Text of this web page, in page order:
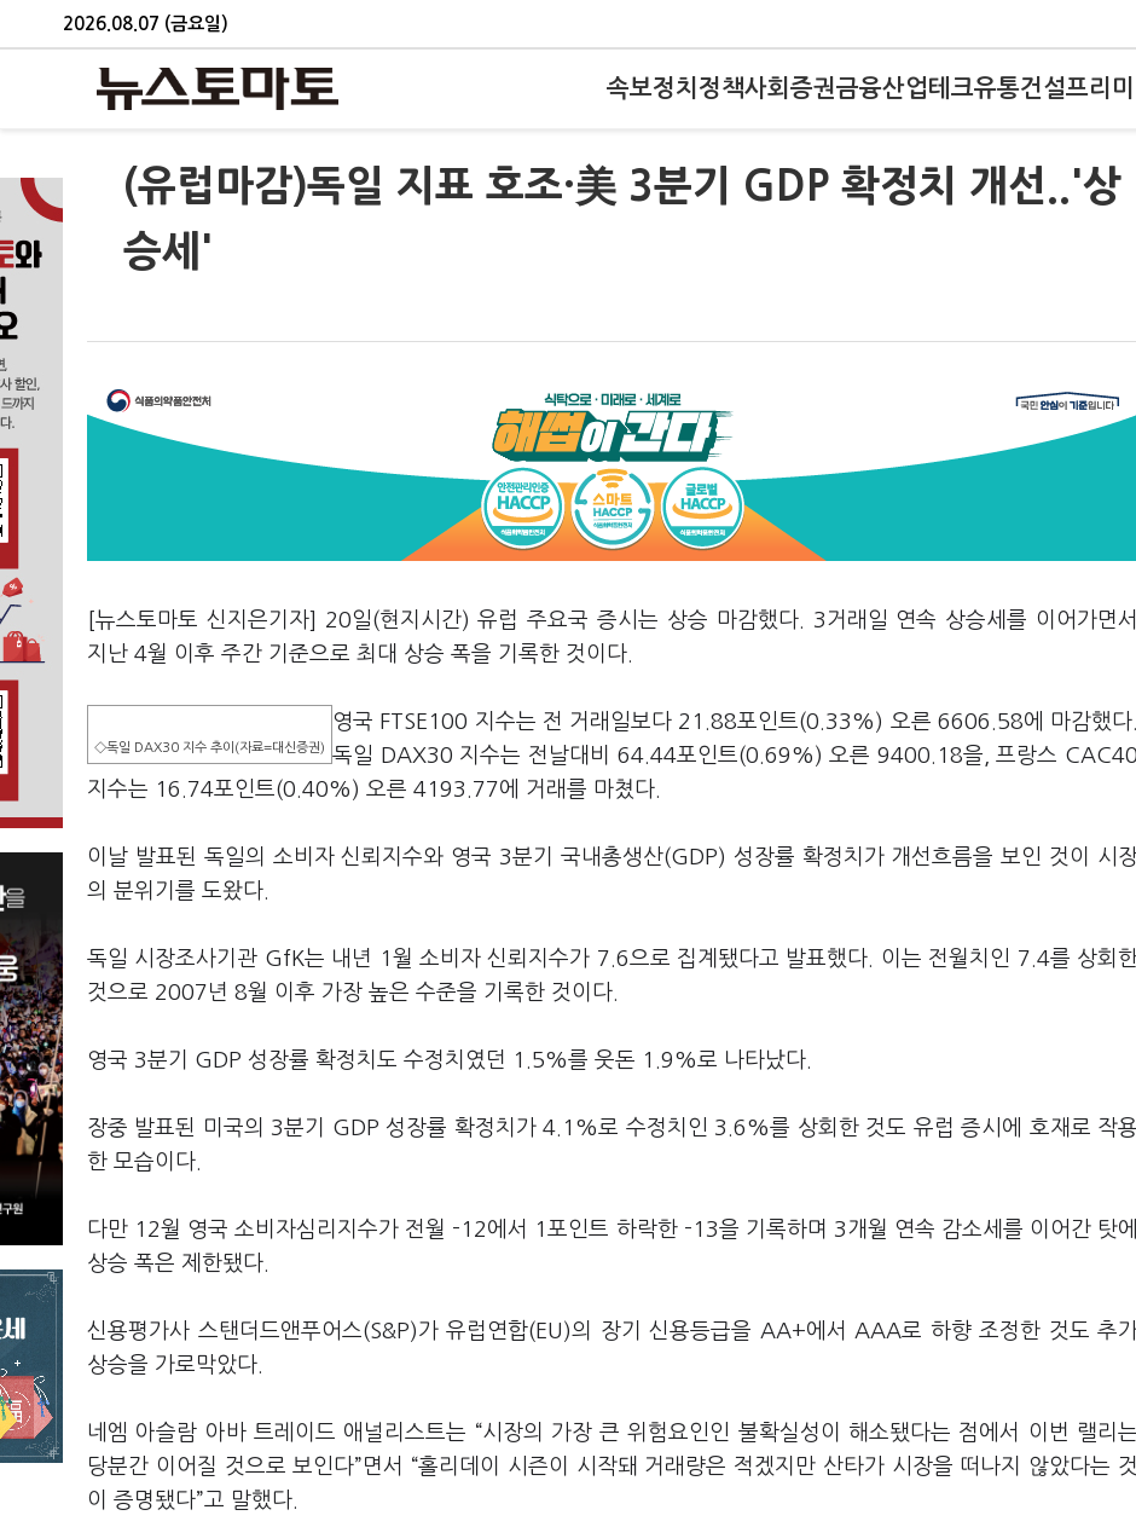
2026.08.07 (금요일)
속보정치 정책사회 증권금융산업테크유통건설프리
(유럽마감)독일 지표 호조·美 3분기 GDP 확정치 개선..'상
승세'
[뉴스토마토 신지은기자] 20일(현지시간) 유럽 주요국 증시는 상승 마감했다. 3거래일 연속 상승세를 이어가면서
지난 4월 이후 주간 기준으로 최대 상승 폭을 기록한 것이다.
◇독일 DAX30 지수 추이(자료=대신증권)
영국 FTSE100 지수는 전 거래일보다 21.88포인트(0.33%) 오른 6606.58에 마감했다.
독일 DAX30 지수는 전날대비 64.44포인트(0.69%) 오른 9400.18을, 프랑스 CAC40
지수는 16.74포인트(0.40%) 오른 4193.77에 거래를 마쳤다.
이날 발표된 독일의 소비자 신뢰지수와 영국 3분기 국내총생산(GDP) 성장률 확정치가 개선흐름을 보인 것이 시
의 분위기를 도왔다.
독일 시장조사기관 GfK는 내년 1월 소비자 신뢰지수가 7.6으로 집계됐다고 발표했다. 이는 전월치인 7.4를 상회
것으로 2007년 8월 이후 가장 높은 수준을 기록한 것이다.
영국 3분기 GDP 성장률 확정치도 수정치였던 1.5%를 웃돈 1.9%로 나타났다.
장중 발표된 미국의 3분기 GDP 성장률 확정치가 4.1%로 수정치인 3.6%를 상회한 것도 유럽 증시에 호재로 작용
한 모습이다.
다만 12월 영국 소비자심리지수가 전월 -12에서 1포인트 하락한 -13을 기록하며 3개월 연속 감소세를 이어간 탓에
상승 폭은 제한됐다.
신용평가사 스탠더드앤푸어스(S&P)가 유럽연합(EU)의 장기 신용등급을 AA+에서 AAA로 하향 조정한 것도 추
상승을 가로막았다.
네엠 아슬람 아바 트레이드 애널리스트는 “시장의 가장 큰 위험요인인 불확실성이 해소됐다는 점에서 이번 랠리는
당분간 이어질 것으로 보인다”면서 “홀리데이 시즌이 시작돼 거래량은 적겠지만 산타가 시장을 떠나지 않았다는 것
이 증명됐다”고 말했다.